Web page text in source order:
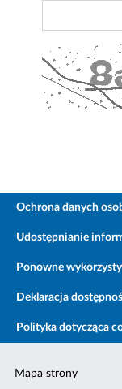
Ochrona danych
Udostępnianie
Ponowne
Deklaracja
Polityka dotycząca
Mapa strony